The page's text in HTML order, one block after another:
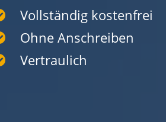
Vollständig kostenfrei
Ohne Anschreiben
Vertraulich